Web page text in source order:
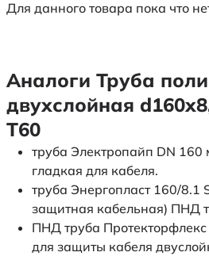
Для данного товара пока что
Аналоги Труба
двухслойная
Т60
труба Электропайп DN
гладкая для кабеля.
труба Энергопласт 160/8.1
защитная кабельная) ПНД
ПНД труба
для защиты кабеля